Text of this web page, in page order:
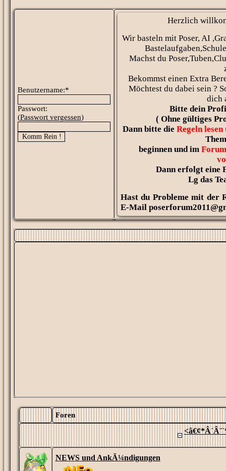
Benutzername:*
Passwort:
(Passwort vergessen)
Herzlich
Wir basteln mit Poser, AI
Machst du
Bekommst einen Extra
Möchtest du dabei sein ?
dich
Bitte dein
( Ohne gültiges
Dann bitte die Regeln
beginnen und im
Dann erfolgt eine
Lg das
Hast du Probleme mit der
E-Mail
Foren
NEWS und AnkÃ¼ndigungen